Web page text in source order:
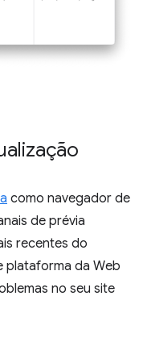
como navegador de
de prévia
recentes do
plataforma da Web
no seu site